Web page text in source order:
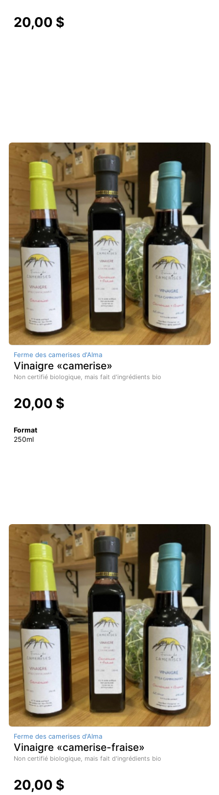
20,00 $
Ferme des camerises d'Alma
Vinaigre «camerise»
Non certifié biologique, mais fait d'ingrédients bio
20,00 $
Format
250ml
Ferme des camerises d'Alma
Vinaigre «camerise-fraise»
Non certifié biologique, mais fait d'ingrédients bio
20,00 $